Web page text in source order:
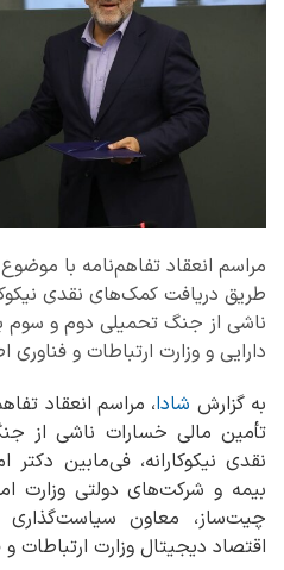
مراسم انعقاد تفاهم‌نامه با
طریق دریافت کمک‌های نقدی
ناشی از جنگ تحمیلی دوم و سوم
دارایی و وزارت ارتباطات و فناوری
به گزارش شادا، مراسم انعقاد
تأمین مالی خسارات ناشی از
نقدی نیکوکارانه، فی‌مابین دکتر
بیمه و شرکت‌های دولتی وزارت
چیت‌ساز، معاون سیاست‌گذاری
اقتصاد دیجیتال وزارت ارتباطات و